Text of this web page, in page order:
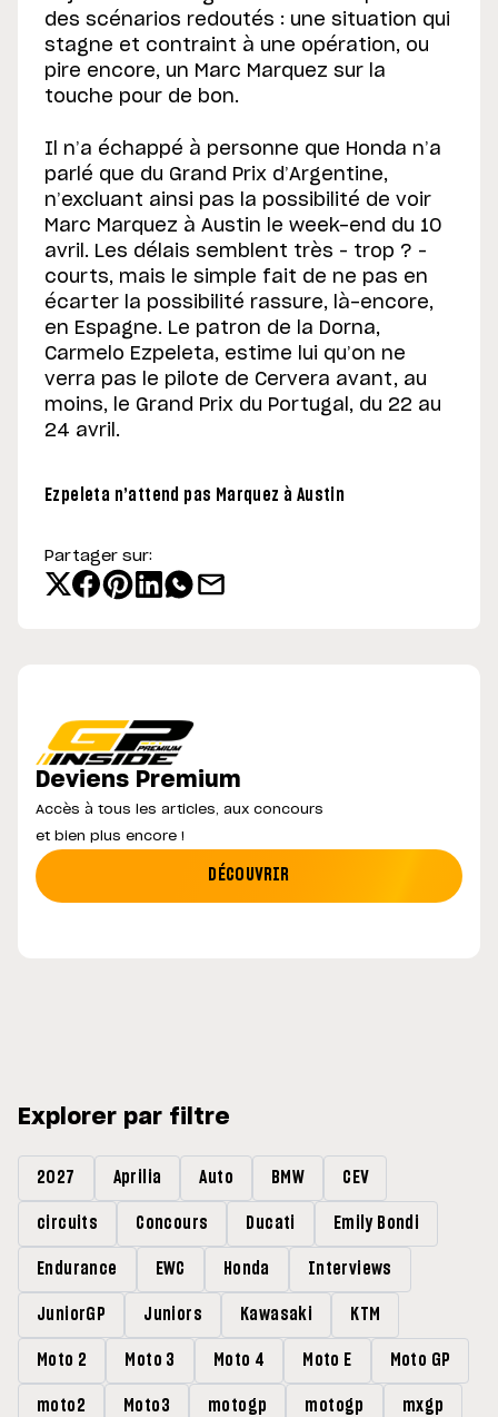
des scénarios redoutés : une situation qui
stagne et contraint à une opération, ou
pire encore, un Marc Marquez sur la
touche pour de bon.
Il n’a échappé à personne que Honda n’a
parlé que du Grand Prix d’Argentine,
n’excluant ainsi pas la possibilité de voir
Marc Marquez à Austin le week-end du 10
avril. Les délais semblent très – trop ? –
courts, mais le simple fait de ne pas en
écarter la possibilité rassure, là-encore,
en Espagne. Le patron de la Dorna,
Carmelo Ezpeleta, estime lui qu’on ne
verra pas le pilote de Cervera avant, au
moins, le Grand Prix du Portugal, du 22 au
24 avril.
Ezpeleta n’attend pas Marquez à Austin
Partager sur:
Deviens Premium
Accès à tous les articles, aux concours
et bien plus encore !
DÉCOUVRIR
Explorer par filtre
2027 Aprilia Auto BMW CEV
circuits Concours Ducati Emily Bondi
Endurance EWC Honda Interviews
JuniorGP Juniors Kawasaki KTM
Moto 2 Moto 3 Moto 4 Moto E Moto GP
moto2 Moto3 motogp motogp mxgp